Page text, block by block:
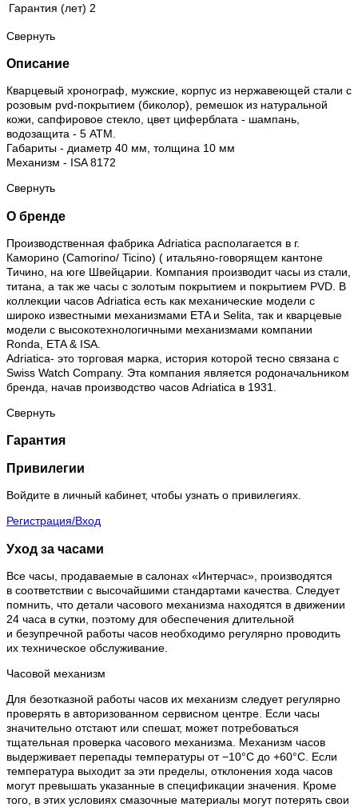
Гарантия (лет) 2
Свернуть
Описание
Кварцевый хронограф, мужские, корпус из нержавеющей стали c
розовым pvd-покрытием (биколор), ремешок из натуральной
кожи, сапфировое стекло, цвет циферблата - шампань,
водозащита - 5 АТМ.
Габариты - диаметр 40 мм, толщина 10 мм
Механизм - ISA 8172
Свернуть
О бренде
Производственная фабрика Adriatica располагается в г.
Каморино (Camorino/ Ticino) ( итальяно-говорящем кантоне
Тичино, на юге Швейцарии. Компания производит часы из стали,
титана, а так же часы с золотым покрытием и покрытием PVD. В
коллекции часов Adriatica есть как механические модели с
широко известными механизмами ETA и Selita, так и кварцевые
модели с высокотехнологичными механизмами компании
Ronda, ETA & ISA.
Adriatica- это торговая марка, история которой тесно связана с
Swiss Watch Company. Эта компания является родоначальником
бренда, начав производство часов Adriatica в 1931.
Свернуть
Гарантия
Привилегии
Войдите в личный кабинет, чтобы узнать о привилегиях.
Регистрация/Вход
Уход за часами
Все часы, продаваемые в салонах «Интерчас», производятся
в соответствии с высочайшими стандартами качества. Следует
помнить, что детали часового механизма находятся в движении
24 часа в сутки, поэтому для обеспечения длительной
и безупречной работы часов необходимо регулярно проводить
их техническое обслуживание.
Часовой механизм
Для безотказной работы часов их механизм следует регулярно
проверять в авторизованном сервисном центре. Если часы
значительно отстают или спешат, может потребоваться
тщательная проверка часового механизма. Механизм часов
выдерживает перепады температуры от −10°C до +60°C. Если
температура выходит за эти пределы, отклонения хода часов
могут превышать указанные в спецификации значения. Кроме
того, в этих условиях смазочные материалы могут потерять свои